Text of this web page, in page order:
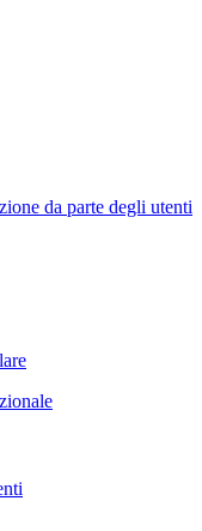
da parte degli utenti